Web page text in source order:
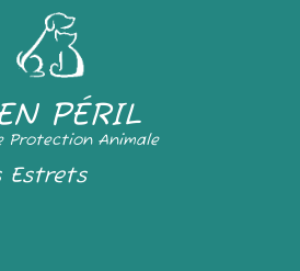
PÉRIL
Protection Animale
Estrets